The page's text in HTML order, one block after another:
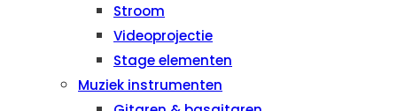
Stroom
Videoprojectie
Stage elementen
Muziek instrumenten